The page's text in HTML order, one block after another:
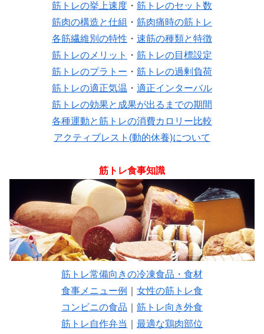
筋トレの挙上速度 ・ 筋トレのセット数
筋肉の構造と仕組 ・ 筋肉痛時の筋トレ
各筋繊維別の特性 ・ 速筋の種類と特徴
筋トレのメリット
・ 筋トレの目標設定
筋トレのプラトー ・ 筋トレの過剰負荷
筋トレの適正気温 ・ 適正インターバル
筋トレの効果と成果が出るまでの期間
各種運動と筋トレの消費カロリー比較
アクティブレスト(動的休養)について
筋トレ食事知識
筋トレ常備向きの冷凍食品・食材
食事メニュー例
女性の筋トレ食
コンビニの食品
筋トレ向き外食
筋トレ自作弁当
最適な鶏肉部位